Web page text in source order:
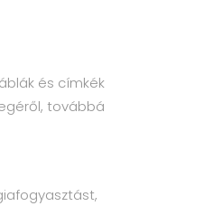
és címkék
továbbá